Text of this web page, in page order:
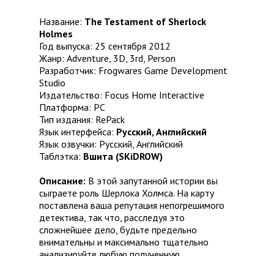
Название: The Testament of Sherlock
Holmes
Год выпуска: 25 сентября 2012
Жанр: Adventure, 3D, 3rd, Person
Разработчик: Frogwares Game Development
Studio
Издательство: Focus Home Interactive
Платформа: PC
Тип издания: RePack
Язык интерфейса: Русский, Английский
Язык озвучки: Русский, Английский
Таблэтка: Вшита (SKiDROW)
Описание: В этой запутанной истории вы
сыграете роль Шерлока Холмса. На карту
поставлена ваша репутация непогрешимого
детектива, так что, расследуя это
сложнейшее дело, будьте предельно
внимательны и максимально тщательно